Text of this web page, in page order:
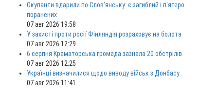
Окупанти вдарили по Слов'янську: є загиблий і п'ятеро
поранених
07 авг 2026 19:58
У захисті проти росії Фінляндія розраховує на болота
07 авг 2026 12:29
6 серпня Краматорська громада зазнала 20 обстрілів
07 авг 2026 12:25
Українці визначилися щодо виводу військ з Донбасу
07 авг 2026 11:41